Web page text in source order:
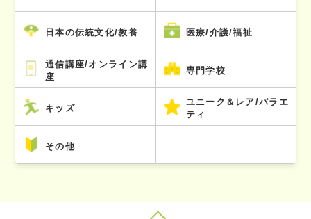
日本の伝統文化/教養 医療/介護/福祉
通信講座/オンライン講
座
専門学校
キッズ
ユニーク＆レア/バラエ
ティ
その他